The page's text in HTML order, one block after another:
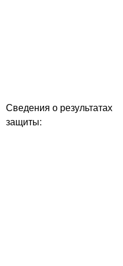
Сведения о результатах
защиты: